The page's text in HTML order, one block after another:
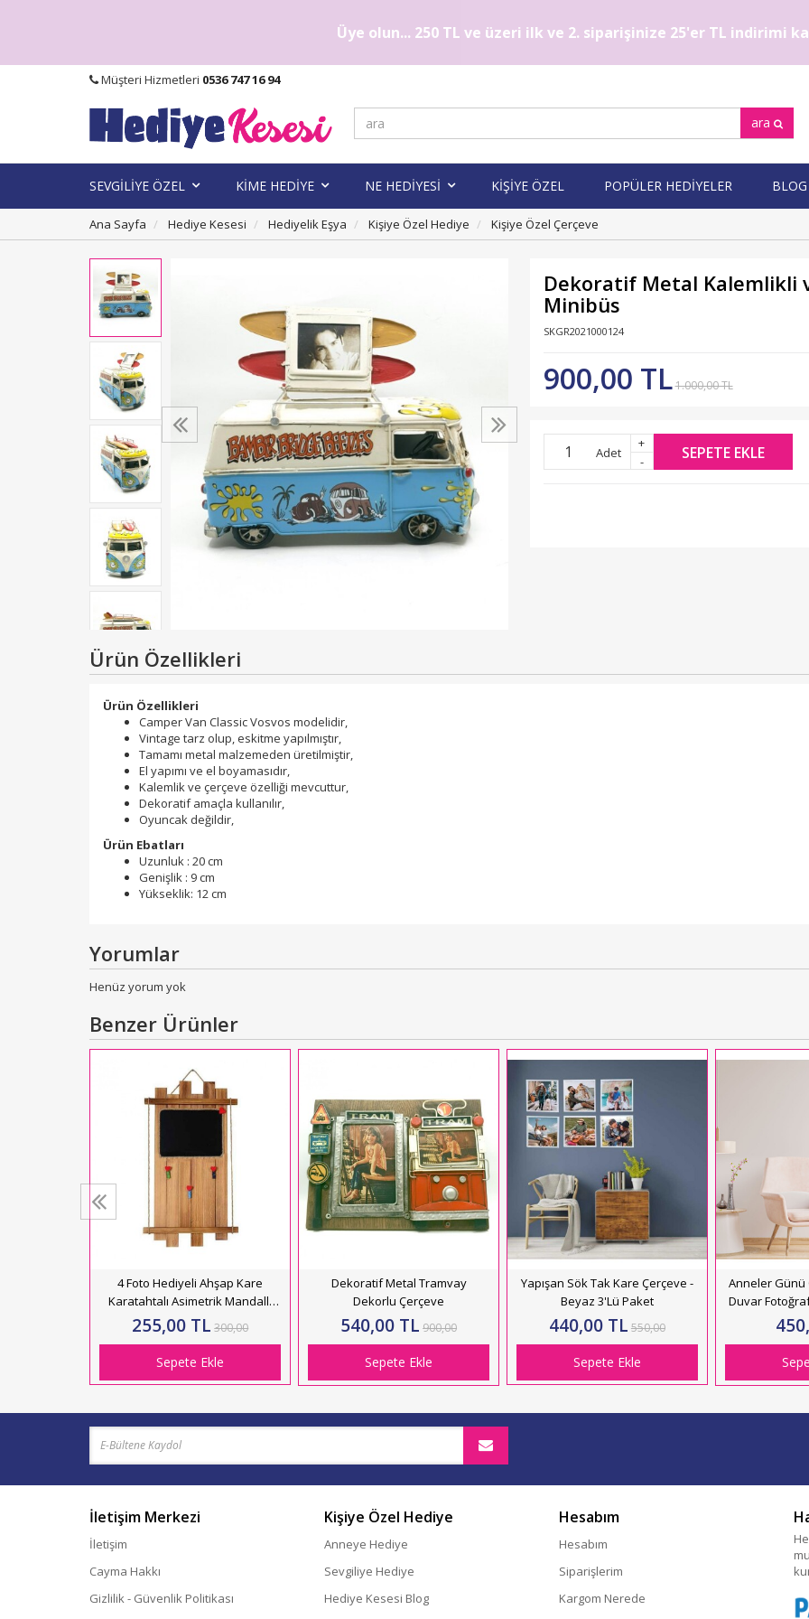
Üye olun... 250 TL ve üzeri ilk ve 2. siparişinize 25'er TL indirimi
Müşteri Hizmetleri 0536 747 16 94
ara
SEVGİLİYE ÖZEL KİME HEDİYE NE HEDİYESİ KİŞİYE ÖZEL POPÜLER HEDİYELER BLOG
Ana Sayfa Hediye Kesesi Hediyelik Eşya Kişiye Özel Hediye Kişiye Özel Çerçeve
Dekoratif Metal Kalemlikli
Minibüs
SKGR2021000124
900,00 TL1.000,00 TL
Adet
+
-
SEPETE EKLE
Ürün Özellikleri
Ürün Özellikleri
Camper Van Classic Vosvos modelidir,
Vintage tarz olup, eskitme yapılmıştır,
Tamamı metal malzemeden üretilmiştir,
El yapımı ve el boyamasıdır,
Kalemlik ve çerçeve özelliği mevcuttur,
Dekoratif amaçla kullanılır,
Oyuncak değildir,
Ürün Ebatları
Uzunluk : 20 cm
Genişlik : 9 cm
Yükseklik: 12 cm
Yorumlar
Henüz yorum yok
Benzer Ürünler
4 Foto Hediyeli Ahşap Kare
Karatahtalı Asimetrik Mandallı
Çerçeve 23x54
255,00 TL 300,00
Sepete Ekle
Dekoratif Metal Tramvay
Dekorlu Çerçeve
540,00 TL 900,00
Sepete Ekle
Yapışan Sök Tak Kare Çerçeve -
Beyaz 3'Lü Paket
440,00 TL 550,00
Sepete Ekle
Anneler Günü
Duvar
(4 ADET
İletişim Merkezi
İletişim
Cayma Hakkı
Gizlilik - Güvenlik Politikası
Kişiye Özel Hediye
Anneye Hediye
Sevgiliye Hediye
Hediye Kesesi Blog
Hesabım
Hesabım
Siparişlerim
Kargom Nerede